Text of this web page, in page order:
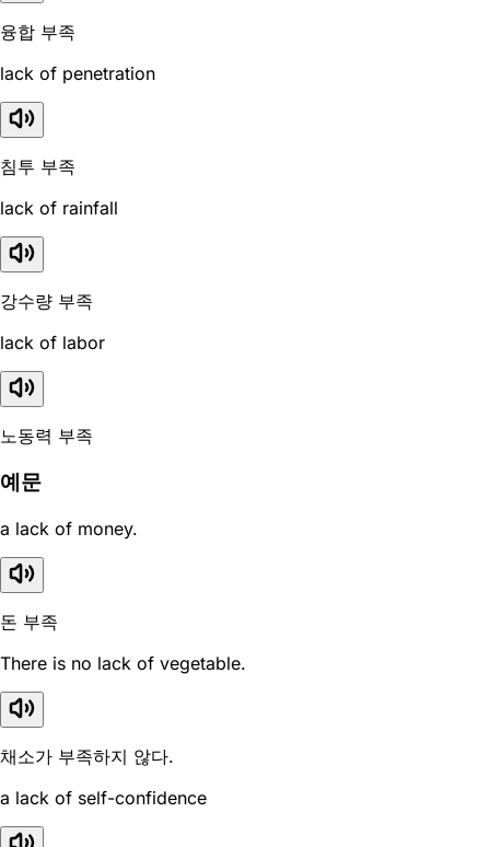
융합 부족
lack of penetration
침투 부족
lack of rainfall
강수량 부족
lack of labor
노동력 부족
예문
a lack of money.
돈 부족
There is no lack of vegetable.
채소가 부족하지 않다.
a lack of self-confidence